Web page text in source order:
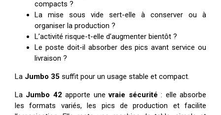
compacts ?
La mise sous vide sert-elle à conserver ou à
organiser la production ?
L’activité risque-t-elle d’augmenter bientôt ?
Le poste doit-il absorber des pics avant service ou
livraison ?
La Jumbo 35 suffit pour un usage stable et compact.
La Jumbo 42 apporte unevraie sécurité : elle absorbe
les formats variés, les pics de production et facilite